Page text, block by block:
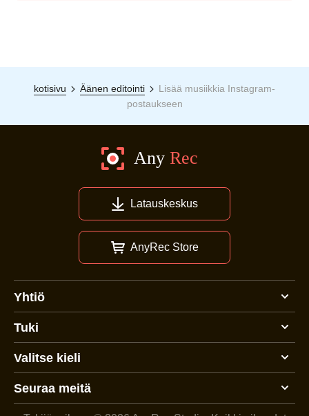
kotisivu Äänen editointi
Lisää musiikkia Instagram-
postaukseen
Latauskeskus
AnyRec Store
Yhtiö
Tuki
Valitse kieli
Seuraa meitä